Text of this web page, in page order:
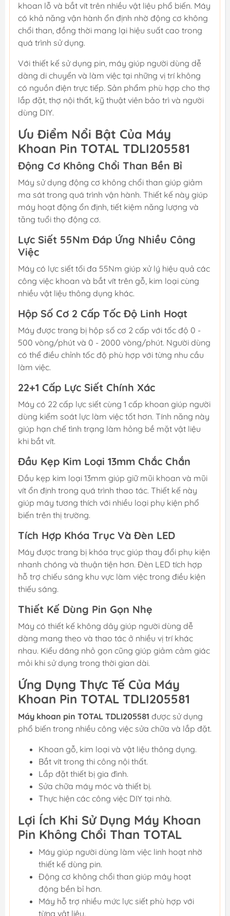
khoan lỗ và bắt vít trên nhiều vật liệu phổ biến. Máy
có khả năng vận hành ổn định nhờ động cơ không
chổi than, đồng thời mang lại hiệu suất cao trong
quá trình sử dụng.
Với thiết kế sử dụng pin, máy giúp người dùng dễ
dàng di chuyển và làm việc tại những vị trí không
có nguồn điện trực tiếp. Sản phẩm phù hợp cho thợ
lắp đặt, thợ nội thất, kỹ thuật viên bảo trì và người
dùng DIY.
Ưu Điểm Nổi Bật Của Máy
Khoan Pin TOTAL TDLI205581
Động Cơ Không Chổi Than Bền Bỉ
Máy sử dụng động cơ không chổi than giúp giảm
ma sát trong quá trình vận hành. Thiết kế này giúp
máy hoạt động ổn định, tiết kiệm năng lượng và
tăng tuổi thọ động cơ.
Lực Siết 55Nm Đáp Ứng Nhiều Công
Việc
Máy có lực siết tối đa 55Nm giúp xử lý hiệu quả các
công việc khoan và bắt vít trên gỗ, kim loại cùng
nhiều vật liệu thông dụng khác.
Hộp Số Cơ 2 Cấp Tốc Độ Linh Hoạt
Máy được trang bị hộp số cơ 2 cấp với tốc độ 0 -
500 vòng/phút và 0 - 2000 vòng/phút. Người dùng
có thể điều chỉnh tốc độ phù hợp với từng nhu cầu
làm việc.
22+1 Cấp Lực Siết Chính Xác
Máy có 22 cấp lực siết cùng 1 cấp khoan giúp người
dùng kiểm soát lực làm việc tốt hơn. Tính năng này
giúp hạn chế tình trạng làm hỏng bề mặt vật liệu
khi bắt vít.
Đầu Kẹp Kim Loại 13mm Chắc Chắn
Đầu kẹp kim loại 13mm giúp giữ mũi khoan và mũi
vít ổn định trong quá trình thao tác. Thiết kế này
giúp máy tương thích với nhiều loại phụ kiện phổ
biến trên thị trường.
Tích Hợp Khóa Trục Và Đèn LED
Máy được trang bị khóa trục giúp thay đổi phụ kiện
nhanh chóng và thuận tiện hơn. Đèn LED tích hợp
hỗ trợ chiếu sáng khu vực làm việc trong điều kiện
thiếu sáng.
Thiết Kế Dùng Pin Gọn Nhẹ
Máy có thiết kế không dây giúp người dùng dễ
dàng mang theo và thao tác ở nhiều vị trí khác
nhau. Kiểu dáng nhỏ gọn cũng giúp giảm cảm giác
mỏi khi sử dụng trong thời gian dài.
Ứng Dụng Thực Tế Của Máy
Khoan Pin TOTAL TDLI205581
Máy khoan pin TOTAL TDLI205581 được sử dụng
phổ biến trong nhiều công việc sửa chữa và lắp đặt.
Khoan gỗ, kim loại và vật liệu thông dụng.
Bắt vít trong thi công nội thất.
Lắp đặt thiết bị gia đình.
Sửa chữa máy móc và thiết bị.
Thực hiện các công việc DIY tại nhà.
Lợi Ích Khi Sử Dụng Máy Khoan
Pin Không Chổi Than TOTAL
Máy giúp người dùng làm việc linh hoạt nhờ
thiết kế dùng pin.
Động cơ không chổi than giúp máy hoạt
động bền bỉ hơn.
Máy hỗ trợ nhiều mức lực siết phù hợp với
từng vật liệu.